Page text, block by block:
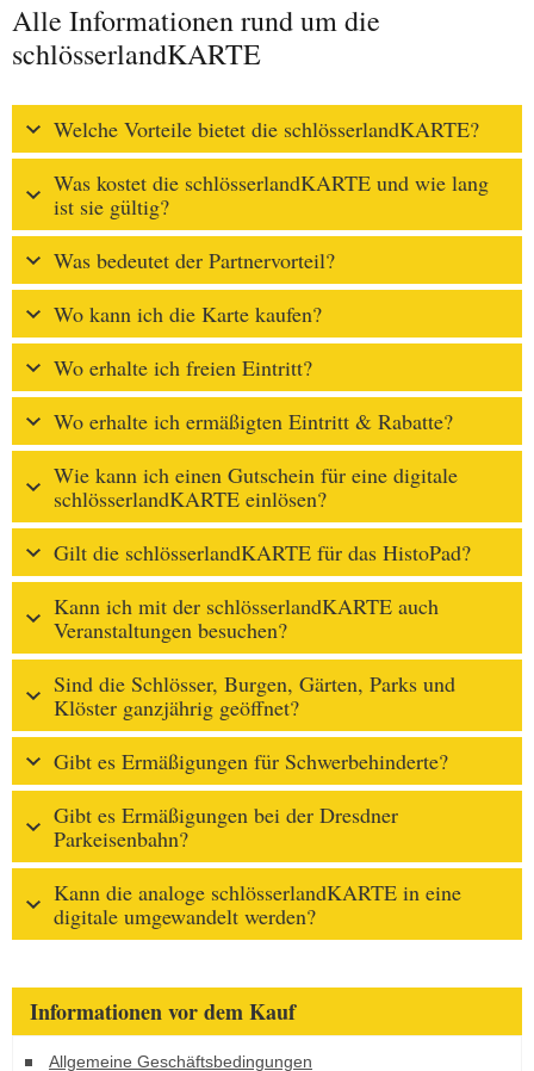
Alle Informationen rund um die
schlösserlandKARTE
Welche Vorteile bietet die schlösserlandKARTE?
Was kostet die schlösserlandKARTE und wie lang
ist sie gültig?
Was bedeutet der Partnervorteil?
Wo kann ich die Karte kaufen?
Wo erhalte ich freien Eintritt?
Wo erhalte ich ermäßigten Eintritt & Rabatte?
Wie kann ich einen Gutschein für eine digitale
schlösserlandKARTE einlösen?
Gilt die schlösserlandKARTE für das HistoPad?
Kann ich mit der schlösserlandKARTE auch
Veranstaltungen besuchen?
Sind die Schlösser, Burgen, Gärten, Parks und
Klöster ganzjährig geöffnet?
Gibt es Ermäßigungen für Schwerbehinderte?
Gibt es Ermäßigungen bei der Dresdner
Parkeisenbahn?
Kann die analoge schlösserlandKARTE in eine
digitale umgewandelt werden?
Informationen vor dem Kauf
Allgemeine Geschäftsbedingungen